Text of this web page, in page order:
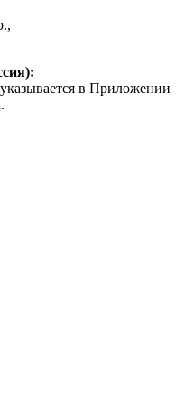
в Приложении